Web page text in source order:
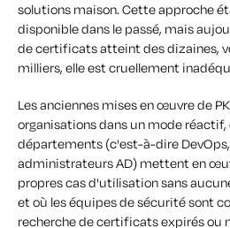
solutions maison. Cette approche
disponible dans le passé, mais
de certificats atteint des dizaines,
milliers, elle est cruellement
Les anciennes mises en œuvre de
organisations dans un mode
départements (c'est-à-dire
administrateurs AD) mettent en
propres cas d'utilisation sans
et où les équipes de sécurité sont
recherche de certificats expirés ou